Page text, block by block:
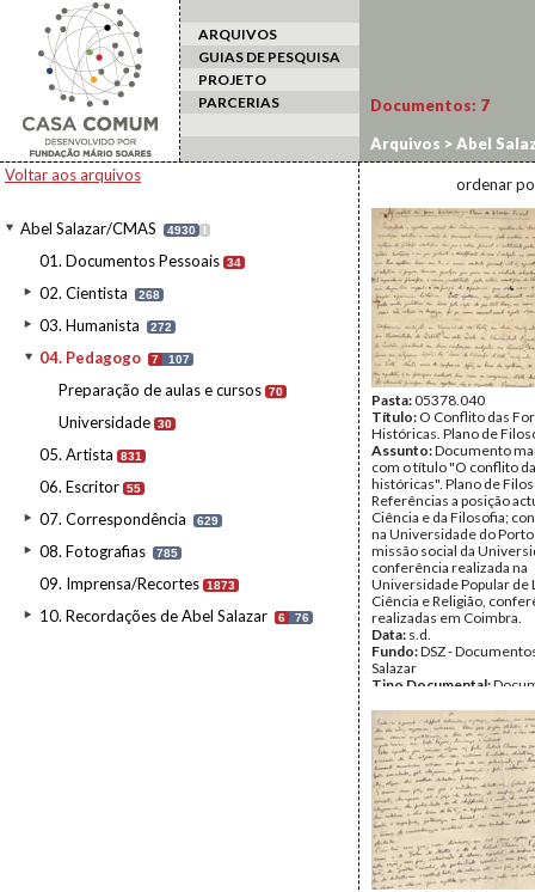
ARQUIVOS
GUIAS DE PESQUISA
PROJETO
PARCERIAS
Voltar aos arquivos
Abel Salazar/CMAS 4930 I
01. Documentos Pessoais 34
02. Cientista 268
03. Humanista 272
04. Pedagogo 7 107
Preparação de aulas e cursos 70
Universidade 30
05. Artista 831
06. Escritor 55
07. Correspondência 629
08. Fotografias 785
09. Imprensa/Recortes 1873
10. Recordações de Abel Salazar 6 76
Documentos: 7
Arquivos >Abel
ordenar
Pasta:05378.040
Título: O Conflito das
Históricas. Plano de
Assunto:Documento
com o título "O conflito
históricas". Plano de
Referências a posição
Ciência e da Filosofia;
na Universidade do Porto
missão social da
conferência realizada na
Universidade Popular de
Ciência e Religião,
realizadas em Coimbra.
Data: s.d.
Fundo:DSZ -
Salazar
Tipo Documental: